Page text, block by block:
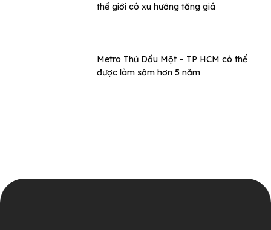
thế giới có xu hướng tăng giá
Metro Thủ Dầu Một – TP HCM có thể
được làm sớm hơn 5 năm